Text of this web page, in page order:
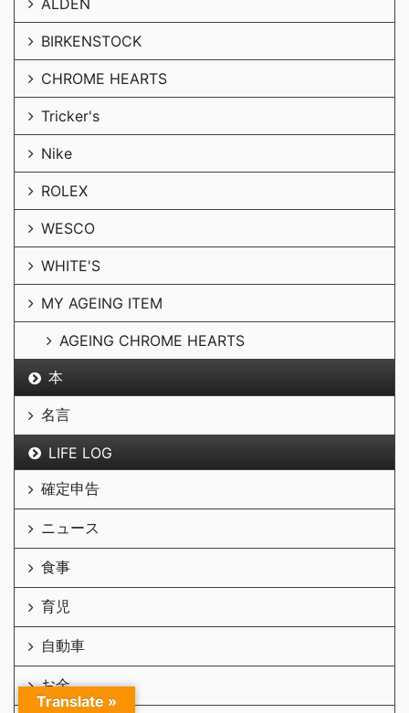
ALDEN
BIRKENSTOCK
CHROME HEARTS
Tricker's
Nike
ROLEX
WESCO
WHITE'S
MY AGEING ITEM
AGEING CHROME HEARTS
本
名言
LIFE LOG
確定申告
ニュース
食事
育児
自動車
お金
Translate »